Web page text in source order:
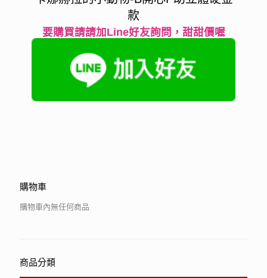
款
要購買請請加Line好友詢問，甜甜價喔
購物車
購物車內無任何商品
商品分類